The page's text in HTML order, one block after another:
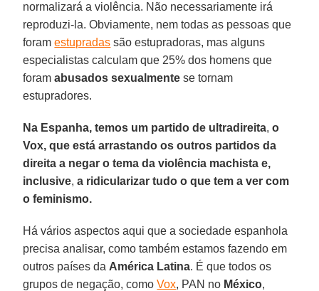
normalizará a violência. Não necessariamente irá
reproduzi-la. Obviamente, nem todas as pessoas que
foramestupradas são estupradoras, mas alguns
especialistas calculam que 25% dos homens que
foramabusados sexualmente se tornam
estupradores.
Na Espanha, temos um partido de ultradireita, o
Vox, que está arrastando os outros partidos da
direita a negar o tema da violência machista e,
inclusive, a ridicularizar tudo o que tem a ver com
o feminismo.
Há vários aspectos aqui que a sociedade espanhola
precisa analisar, como também estamos fazendo em
outros países da América Latina. É que todos os
grupos de negação, comoVox, PAN no México,